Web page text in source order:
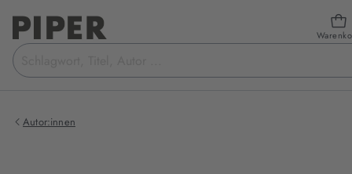
Suchbegriff
eingeben
Autor:innen